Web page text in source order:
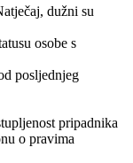
dužni su
osobe s
posljednjeg
pripadnika
o pravima